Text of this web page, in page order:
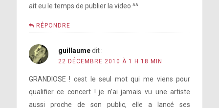
ait eu le temps de publier la video ^^
RÉPONDRE
guillaume dit :
22 DÉCEMBRE 2010 À 1 H 18 MIN
GRANDIOSE ! cest le seul mot qui me viens pour
qualifier ce concert ! je n’ai jamais vu une artiste
aussi proche de son public, elle a lancé ses